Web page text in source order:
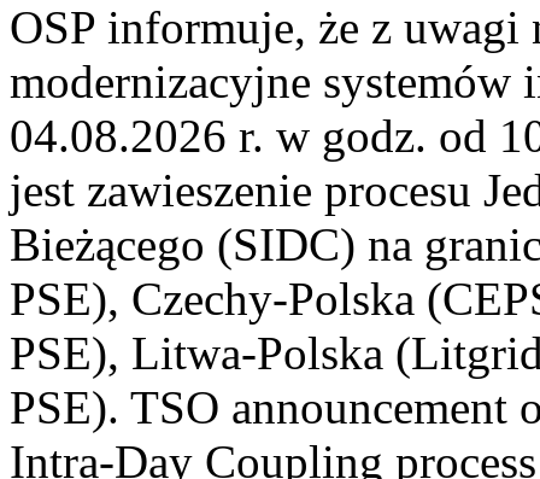
OSP informuje, że z uwagi
modernizacyjne
04.08.2026 r. w godz. od
jest zawieszenie procesu
Bieżącego (SIDC) na
PSE), Czechy-Polska
PSE), Litwa-Polska
PSE). TSO announcement
Intra-Day Coupling